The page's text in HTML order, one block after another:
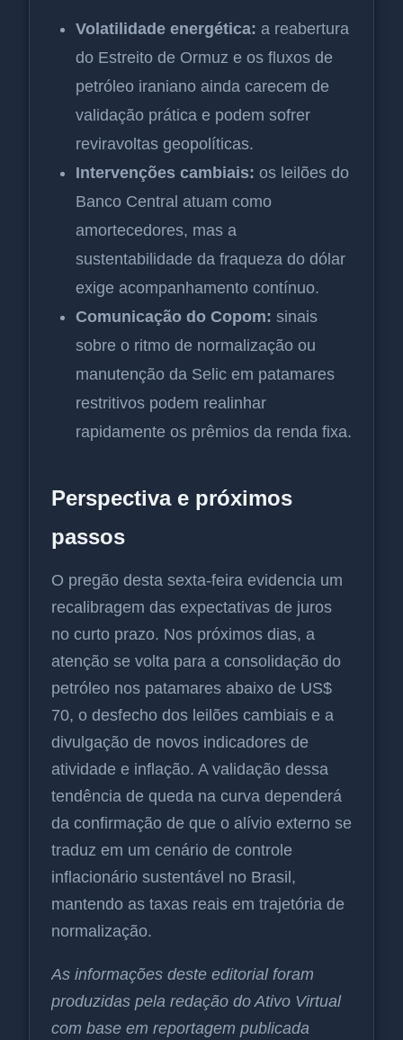
Volatilidade energética: a reabertura
do Estreito de Ormuz e os fluxos de
petróleo iraniano ainda carecem de
validação prática e podem sofrer
reviravoltas geopolíticas.
Intervenções cambiais: os leilões do
Banco Central atuam como
amortecedores, mas a
sustentabilidade da fraqueza do dólar
exige acompanhamento contínuo.
Comunicação do Copom: sinais
sobre o ritmo de normalização ou
manutenção da Selic em patamares
restritivos podem realinhar
rapidamente os prêmios da renda fixa.
Perspectiva e próximos
passos
O pregão desta sexta-feira evidencia um
recalibragem das expectativas de juros
no curto prazo. Nos próximos dias, a
atenção se volta para a consolidação do
petróleo nos patamares abaixo de US$
70, o desfecho dos leilões cambiais e a
divulgação de novos indicadores de
atividade e inflação. A validação dessa
tendência de queda na curva dependerá
da confirmação de que o alívio externo se
traduz em um cenário de controle
inflacionário sustentável no Brasil,
mantendo as taxas reais em trajetória de
normalização.
As informações deste editorial foram
produzidas pela redação do Ativo Virtual
com base em reportagem publicada